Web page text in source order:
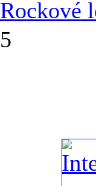
Rockové
5